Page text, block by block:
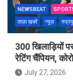
NEWSBEAT
ताज़ा ख़बरें
न्यूज़
300 खिलाड़ियों
रेटिंग चैंपियन,
July 27, 2026